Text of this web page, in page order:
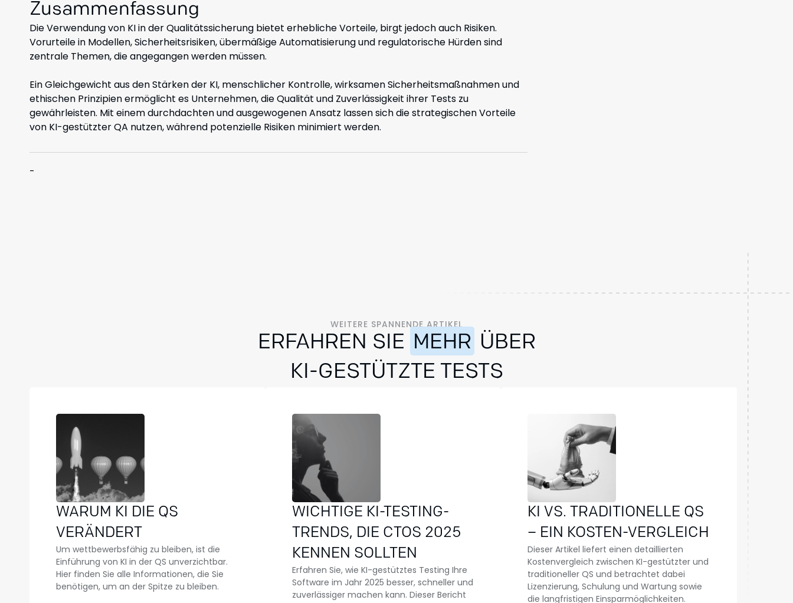
Zusammenfassung
Die Verwendung von KI in der Qualitätssicherung bietet erhebliche Vorteile, birgt jedoch auch Risiken.
Vorurteile in Modellen, Sicherheitsrisiken, übermäßige Automatisierung und regulatorische Hürden sind
zentrale Themen, die angegangen werden müssen.
Ein Gleichgewicht aus den Stärken der KI, menschlicher Kontrolle, wirksamen Sicherheitsmaßnahmen und
ethischen Prinzipien ermöglicht es Unternehmen, die Qualität und Zuverlässigkeit ihrer Tests zu
gewährleisten. Mit einem durchdachten und ausgewogenen Ansatz lassen sich die strategischen Vorteile
von KI-gestützter QA nutzen, während potenzielle Risiken minimiert werden.
-
WEITERE SPANNENDE ARTIKEL
ERFAHREN SIE MEHR ÜBER
KI-GESTÜTZTE TESTS
WARUM KI DIE QS
VERÄNDERT
Um wettbewerbsfähig zu bleiben, ist die
Einführung von KI in der QS unverzichtbar.
Hier finden Sie alle Informationen, die Sie
benötigen, um an der Spitze zu bleiben.
WICHTIGE KI-TESTING-
TRENDS, DIE CTOS 2025
KENNEN SOLLTEN
Erfahren Sie, wie KI-gestütztes Testing Ihre
Software im Jahr 2025 besser, schneller und
zuverlässiger machen kann. Dieser Bericht
KI VS. TRADITIONELLE QS
– EIN KOSTEN-VERGLEICH
Dieser Artikel liefert einen detaillierten
Kostenvergleich zwischen KI-gestützter und
traditioneller QS und betrachtet dabei
Lizenzierung, Schulung und Wartung sowie
die langfristigen Einsparmöglichkeiten.